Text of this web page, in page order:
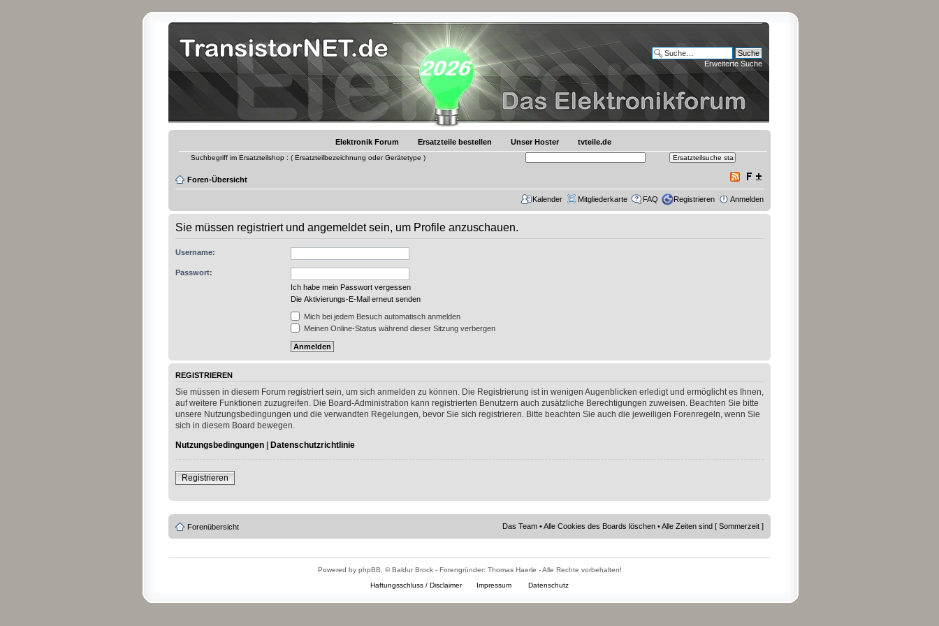
Erweiterte Suche
Elektronik Forum Ersatzteile bestellen Unser Hoster tvteile.de
Suchbegriff im Ersatzteilshop : ( Ersatzteilbezeichnung oder Gerätetype )
Foren-Übersicht
Kalender Mitgliederkarte FAQ Registrieren Anmelden
Sie müssen registriert und angemeldet sein, um Profile anzuschauen.
Username:
Passwort:
Ich habe mein Passwort vergessen
Die Aktivierungs-E-Mail erneut senden
Mich bei jedem Besuch automatisch anmelden
Meinen Online-Status während dieser Sitzung verbergen
REGISTRIEREN
Sie müssen in diesem Forum registriert sein, um sich anmelden zu können. Die Registrierung ist in wenigen Augenblicken erledigt und ermöglicht es Ihnen,
auf weitere Funktionen zuzugreifen. Die Board-Administration kann registrierten Benutzern auch zusätzliche Berechtigungen zuweisen. Beachten Sie bitte
unsere Nutzungsbedingungen und die verwandten Regelungen, bevor Sie sich registrieren. Bitte beachten Sie auch die jeweiligen Forenregeln, wenn Sie
sich in diesem Board bewegen.
Nutzungsbedingungen | Datenschutzrichtlinie
Registrieren
Forenübersicht Das Team •Alle Cookies des Boards löschen • Alle Zeiten sind [ Sommerzeit ]
Powered by phpBB, © Baldur Brock - Forengründer: Thomas Haerle - Alle Rechte vorbehalten!
Haftungsschluss / Disclaimer
Impressum Datenschutz